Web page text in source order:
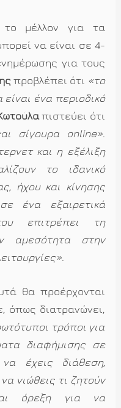
το μέλλον για τα
να είναι σε 4-
για τους
προβλέπει ότι «το
ένα περιοδικό
πιστεύει ότι
σίγουρα online».
και η εξέλιξη
το ιδανικό
ήχου και κίνησης
ένα εξαιρετικά
επιτρέπει τη
αμεσότητα στην
.
θα προέρχονται
όπως διατρανώνει,
τρόποι για
διαφήμισης σε
έχεις διάθεση,
νιώθεις τι ζητούν
όρεξη για να